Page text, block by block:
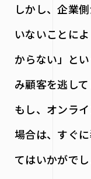
しかし、企業
いないことに
からない」と
み顧客を逃して
もし、オンラ
場合は、すぐ
てはいかがでし